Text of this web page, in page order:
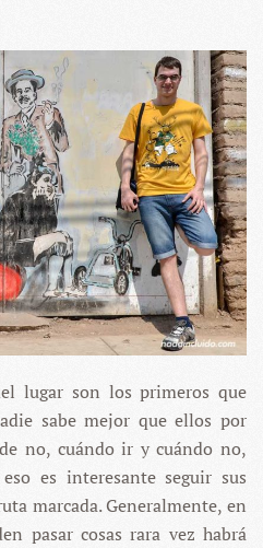
lugar son los primeros que
sabe mejor que ellos por
no, cuándo ir y cuándo no,
es interesante seguir sus
marcada. Generalmente, en
pasar cosas rara vez habrá